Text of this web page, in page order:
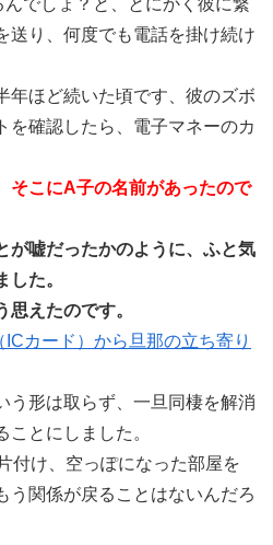
でしょ？と、とにかく彼に繋
送り、何度でも電話を掛け続け
年ほど続いた頃です、彼のズボ
を確認したら、電子マネーのカ
そこにA子の名前があったので
が嘘だったかのように、ふと気
た。
思えたのです。
カード）から旦那の立ち寄り
う形は取らず、一旦同棲を解消
ことにしました。
付け、空っぽになった部屋を
う関係が戻ることはないんだろ